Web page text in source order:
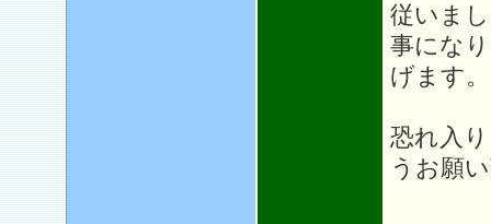
従いま
事にな
げます。
恐れ入
うお願